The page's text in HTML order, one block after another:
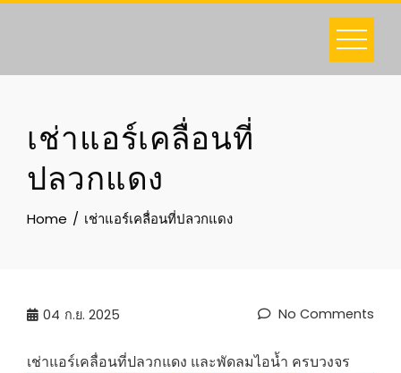
Skip
เช่าแอร์เคลื่อนที่
ปลวกแดง
Home เช่าแอร์เคลื่อนที่ปลวกแดง
04 ก.ย. 2025 No Comments
เช่าแอร์เคลื่อนที่ปลวกแดง และพัดลมไอน้ำ ครบวงจร